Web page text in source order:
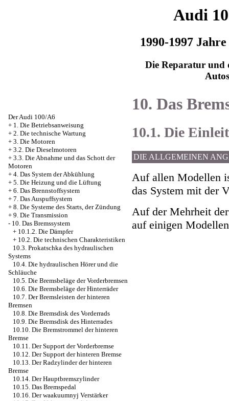
Audi
1990-1997
Die Reparatur und
Autos
Der Audi 100/A6
+ 1. Die Betriebsanweisung
+ 2. Die technische Wartung
+ 3. Die Motoren
+ 3.2. Die Dieselmotoren
+ 3.3. Die Abnahme und das Schott der
Motoren
+ 4. Das System der Abkühlung
+ 5. Die Heizung und die Lüftung
+ 6. Das Brennstoffsystem
+ 7. Das Auspuffsystem
+ 8. Die Systeme des Starts, der Zündung
+ 9. Die Transmission
- 10. Das Bremssystem
+ 10.1.2. Die Dämpfer
+ 10.2. Die technischen Charakteristiken
10.3. Prokatschka des hydraulischen
Systems
10.4. Die hydraulischen Hörer und die
Schläuche
10.5. Die Bremsbeläge der Vorderbremsen
10.6. Die Bremsbeläge der Hinterräder
10.7. Der Bremsleisten der hinteren
Bremsen
10.8. Die Bremsdisk des Vorderrads
10.9. Die Bremsdisk des Hinterrades
10.10. Die Bremstrommel der hinteren
Bremse
10.11. Der Support der Vorderbremse
10.12. Der Support der hinteren Bremse
10.13. Der Radzylinder der hinteren
Bremse
10.14. Der Hauptbremszylinder
10.15. Das Bremspedal
10.16. Der waakuumnyj Verstärker
10. Das
10.1. Die
DIE ALLGEMEINEN
Auf allen Modellen
das System mit der
Auf der Mehrheit
auf einigen